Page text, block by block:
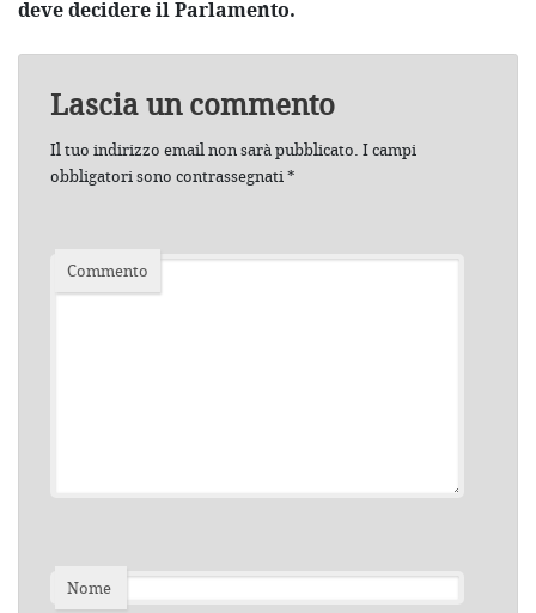
deve decidere il Parlamento.
Lascia un commento
Il tuo indirizzo email non sarà pubblicato. I campi
obbligatori sono contrassegnati*
Commento
Nome